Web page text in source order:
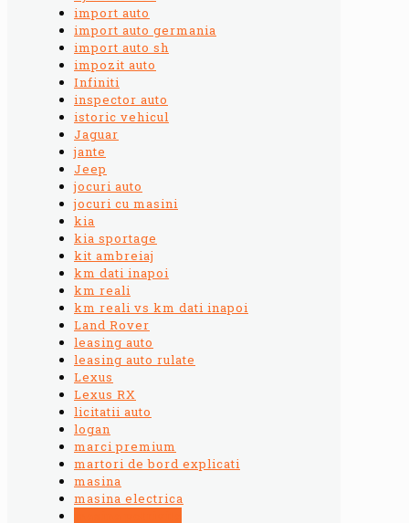
import auto
import auto germania
import auto sh
impozit auto
Infiniti
inspector auto
istoric vehicul
Jaguar
jante
Jeep
jocuri auto
jocuri cu masini
kia
kia sportage
kit ambreiaj
km dati inapoi
km reali
km reali vs km dati inapoi
Land Rover
leasing auto
leasing auto rulate
Lexus
Lexus RX
licitatii auto
logan
marci premium
martori de bord explicati
masina
masina electrica